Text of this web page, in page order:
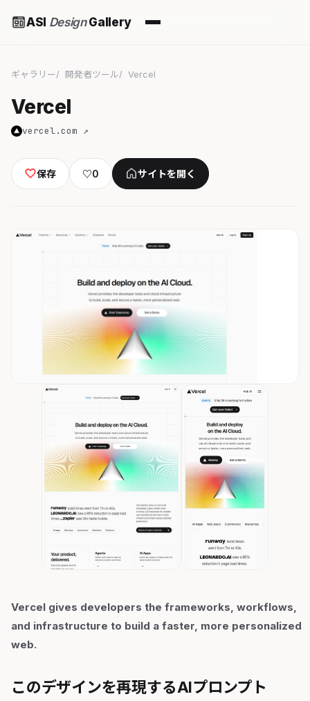
ASI DesignGallery
ギャラリー 開発者ツール Vercel
Vercel
vercel.com ↗
保存 ♡0 サイトを開く
Vercel gives developers the frameworks, workflows,
and infrastructure to build a faster, more personalized
web.
このデザインを再現するAIプロンプト